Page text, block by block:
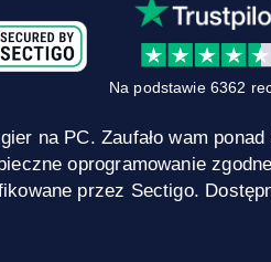
Na podstawie 6362
na PC. Zaufało wam
oprogramowanie
przez Sectigo.